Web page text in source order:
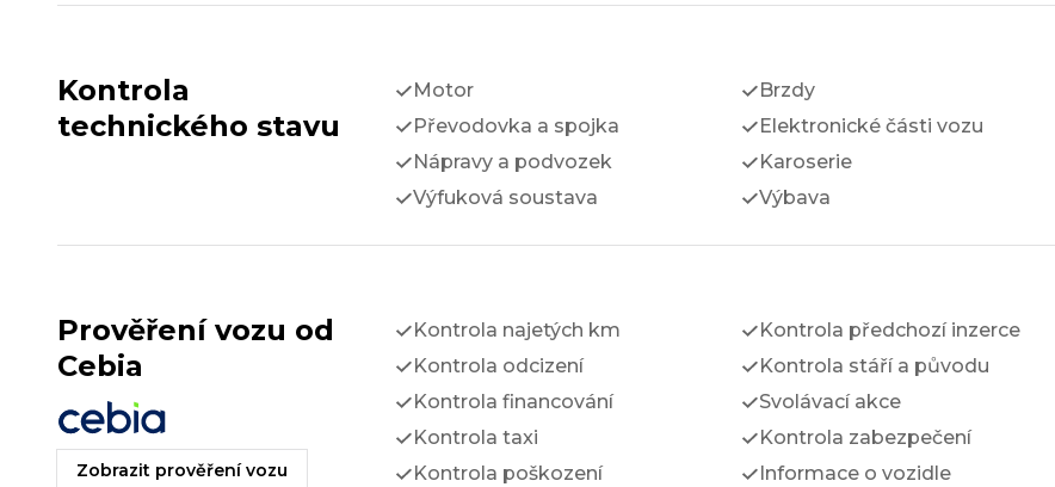
Kontrola
technického stavu
Motor
Převodovka a spojka
Nápravy a podvozek
Výfuková soustava
Brzdy
Elektronické části vozu
Karoserie
Výbava
Prověření vozu od
Cebia
Zobrazit prověření vozu
Kontrola najetých km
Kontrola odcizení
Kontrola financování
Kontrola taxi
Kontrola poškození
Kontrola předchozí inzerce
Kontrola stáří a původu
Svolávací akce
Kontrola zabezpečení
Informace o vozidle